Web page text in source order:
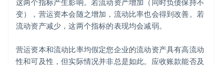
这两个指标产生影响。若流动资产增加（同时负债保持不
变），营运资本会随之增加，流动比率也会得到改善。若
流动资产减少，这两个指标的表现均会减弱。
营运资本和流动比率均假定您企业的流动资产具有高流动
性和可及性，但实际情况并非总是如此。应收账款能否及